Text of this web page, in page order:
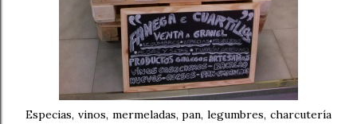
Especias, vinos, mermeladas, pan, legumbres, charcutería